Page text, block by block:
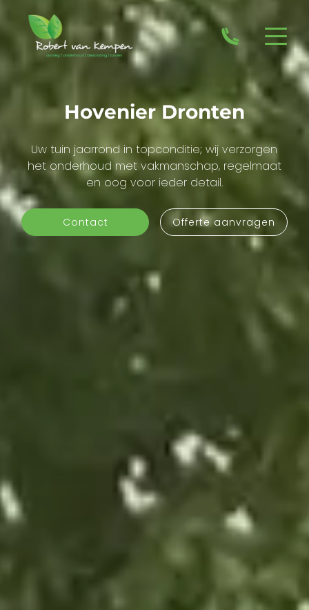
Hovenier Dronten
Uw tuin jaarrond in topconditie; wij verzorgen
het onderhoud met vakmanschap, regelmaat
en oog voor ieder detail.
Contact Offerte aanvragen